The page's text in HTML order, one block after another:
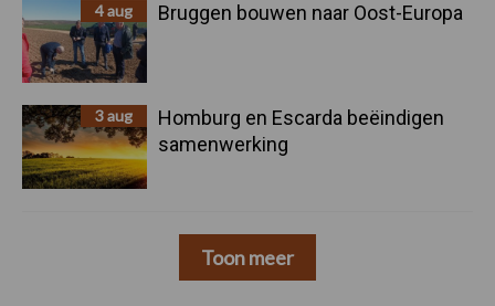
4 aug Bruggen bouwen naar Oost-Europa
3 aug
Homburg en Escarda beëindigen
samenwerking
Toon meer